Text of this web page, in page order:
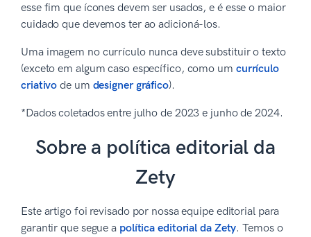
esse fim que ícones devem ser usados, e é esse o maior
cuidado que devemos ter ao adicioná-los.
Uma imagem no currículo nunca deve substituir o texto
(exceto em algum caso específico, como um currículo
criativo de um designer gráfico).
*Dados coletados entre julho de 2023 e junho de 2024.
Sobre a política editorial da
Zety
Este artigo foi revisado por nossa equipe editorial para
garantir que segue a política editorial da Zety. Temos o